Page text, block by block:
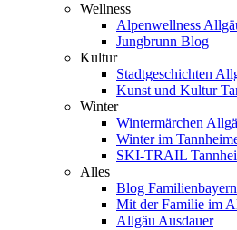
Wellness
Alpenwellness
Jungbrunn Blog
Kultur
Stadtgeschichten
Kunst und Kultur
Winter
Wintermärchen
Winter im
SKI-TRAIL
Alles
Blog Familienbayern
Mit der Familie im
Allgäu Ausdauer